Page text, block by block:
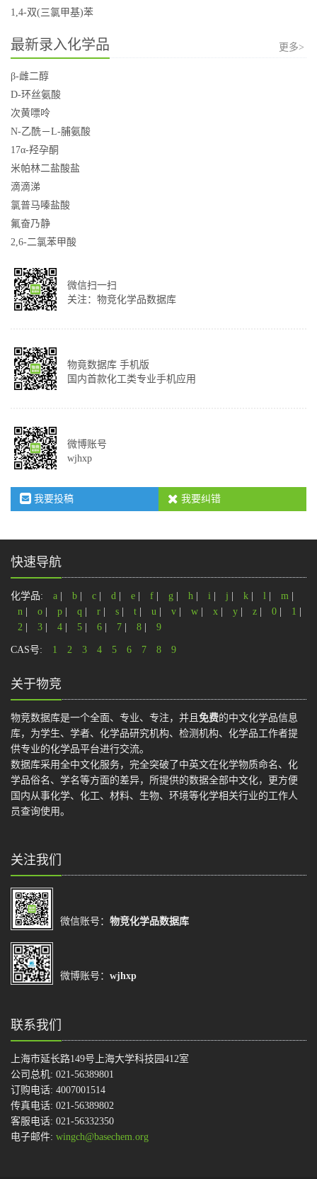
1,4-双(三氯甲基)苯
最新录入化学品 更多>
β-雌二醇
D-环丝氨酸
次黄嘌呤
N-乙酰－L-脯氨酸
17α-羟孕酮
米帕林二盐酸盐
滴滴涕
氯普马嗪盐酸
氟奋乃静
2,6-二氯苯甲酸
微信扫一扫
关注：物竞化学品数据库
物竟数据库 手机版
国内首款化工类专业手机应用
微博账号
wjhxp
我要投稿 我要纠错
快速导航
化学品: a b c d e f g h i j k l m
n
o p q r s t u v w x y z 0 1
2
3 4 5 6 7 8 9
CAS号: 1 2 3 4 5 6 7 8 9
关于物竞
物竞数据库是一个全面、专业、专注，并且 免费的中文化学品信息
库，为学生、学者、化学品研究机构、检测机构、化学品工作者提
供专业的化学品平台进行交流。
数据库采用全中文化服务，完全突破了中英文在化学物质命名、化
学品俗名、学名等方面的差异，所提供的数据全部中文化，更方便
国内从事化学、化工、材料、生物、环境等化学相关行业的工作人
员查询使用。
关注我们
微信账号： 物竞化学品数据库
微博账号： wjhxp
联系我们
上海市延长路149号上海大学科技园412室
公司总机: 021-56389801
订购电话: 4007001514
传真电话: 021-56389802
客服电话: 021-56332350
电子邮件: wingch@basechem.org